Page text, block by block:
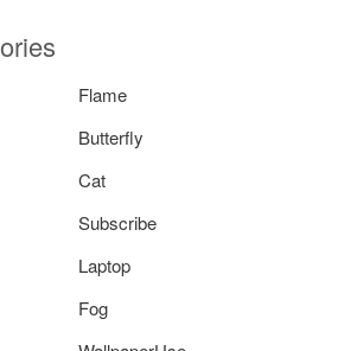
Flame
Butterfly
Cat
Subscribe
Laptop
Fog